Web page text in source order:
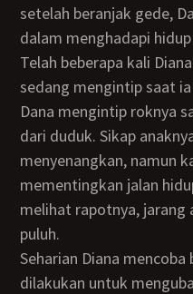
setelah beranjak gede,
dalam menghadapi
Telah beberapa kali Diana memergoki anaknya yang
sedang mengintip saat
Dana mengintip roknya
dari duduk. Sikap
menyenangkan, namun
mementingkan jalan
melihat rapotnya, jarang
puluh.
Seharian Diana mencoba berpikir apa yang mesti
dilakukan untuk